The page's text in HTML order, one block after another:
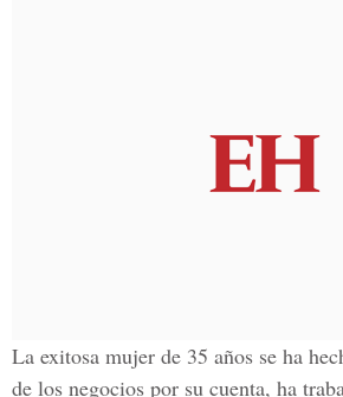
La exitosa mujer de 35 años se ha
de los negocios por su cuenta, ha